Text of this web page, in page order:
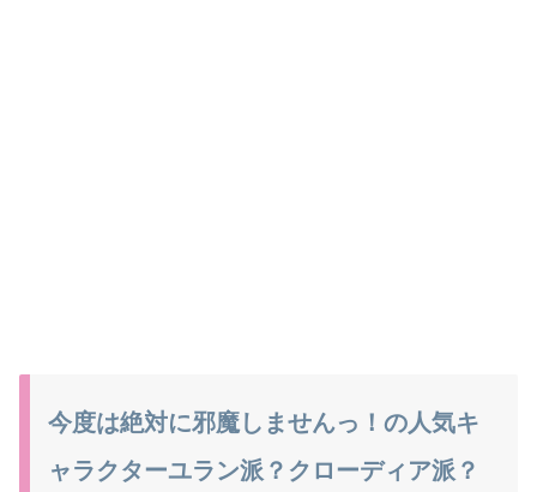
今度は絶対に邪魔しませんっ！の人気キ
ャラクターユラン派？クローディア派？